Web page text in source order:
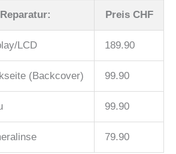
Preis CHF
LCD 189.90
(Backcover) 99.90
99.90
79.90